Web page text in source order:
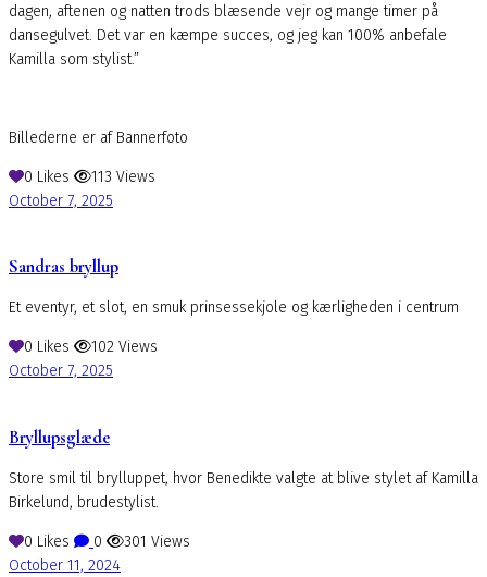
dagen, aftenen og natten trods blæsende vejr og mange timer på
dansegulvet. Det var en kæmpe succes, og jeg kan 100% anbefale
Kamilla som stylist.”
Billederne er af Bannerfoto
0 Likes 113 Views
October 7, 2025
Sandras bryllup
Et eventyr, et slot, en smuk prinsessekjole og kærligheden i centrum
0 Likes 102 Views
October 7, 2025
Bryllupsglæde
Store smil til brylluppet, hvor Benedikte valgte at blive stylet af Kamilla
Birkelund, brudestylist.
0 Likes 0 301 Views
October 11, 2024